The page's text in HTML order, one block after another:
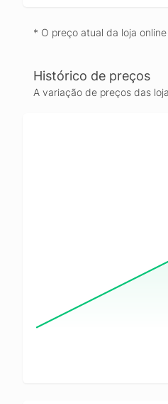
* O preço atual da loja
Histórico de preços
A variação de preços das